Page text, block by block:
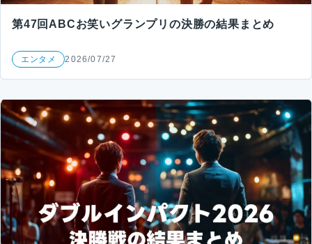
第47回ABCお笑いグランプリの決勝の結果まとめ
エンタメ 2026/07/27